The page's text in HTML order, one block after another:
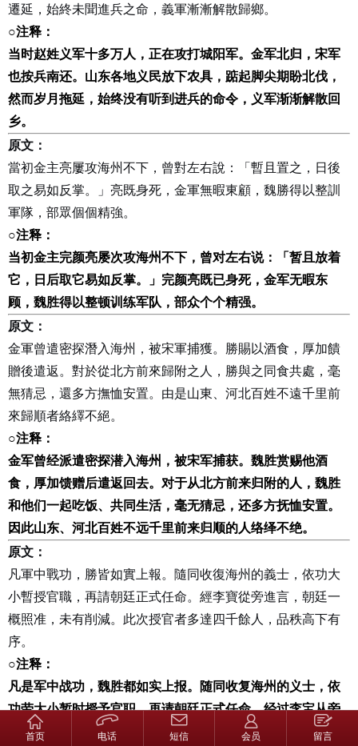
遷延，始終未聞進兵之命，義軍漸漸解散歸鄉。
○注释：
当时赵姓义军十多万人，正在攻打城阳军。金军北归，宋军
也按兵南还。山东各地义民放下农具，踮起脚尖期盼北伐，
然而岁月拖延，始终没有听到进兵的命令，义军渐渐解散回
乡。
原文：
當初金主亮屢攻海州不下，曾對左右說：「暫且置之，日後
取之易如反掌。」亮既身死，金軍無暇東顧，魏勝得以整訓
軍隊，部眾個個精強。
○注释：
当初金主完颜亮屡次攻海州不下，曾对左右说：「暂且放着
它，日后取它易如反掌。」完颜亮既已身死，金军无暇东
顾，魏胜得以整顿训练军队，部众个个精强。
原文：
金軍曾遣密探潛入海州，被宋軍捕獲。勝賜以酒食，厚加饋
贈後遣返。對於從北方前來歸附之人，勝與之同食共處，毫
無猜忌，還多方撫恤安置。由是山東、河北百姓不遠千里前
來歸順者絡繹不絕。
○注释：
金军曾经派遣密探潜入海州，被宋军捕获。魏胜赏赐他酒
食，厚加馈赠后遣返回去。对于从北方前来归附的人，魏胜
和他们一起吃饭、共同生活，毫无猜忌，还多方抚恤安置。
因此山东、河北百姓不远千里前来归顺的人络绎不绝。
原文：
凡軍中戰功，勝皆如實上報。隨同收復海州的義士，依功大
小暫授官職，再請朝廷正式任命。經李寶從旁進言，朝廷一
概照准，未有削減。此次授官者多達四千餘人，品秩高下有
序。
○注释：
凡是军中战功，魏胜都如实上报。随同收复海州的义士，依
功劳大小暂时授予官职，再请朝廷正式任命。经过李宝从旁
进言，朝廷一概照准，没有削减。这次授官的人多达四千多
首页 电话 短信 会员 留言